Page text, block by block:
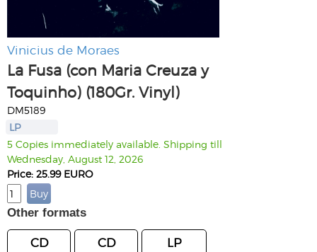
Vinicius de Moraes
La Fusa (con Maria Creuza y
Toquinho) (180Gr. Vinyl)
DM5189
LP
5 Copies immediately available. Shipping till
Wednesday, August 12, 2026
Price: 25.99 EURO
Other formats
CD CD LP